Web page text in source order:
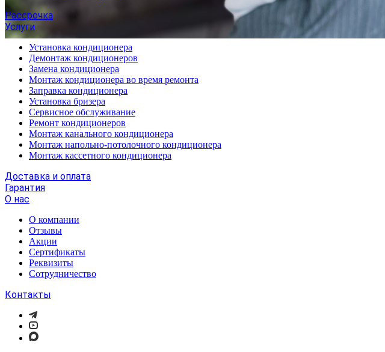
Рассрочка
Услуги
Установка кондиционера
Демонтаж кондиционеров
Замена кондиционера
Монтаж кондиционера во время ремонта
Заправка кондиционера
Установка бризера
Сервисное обслуживание
Ремонт кондиционеров
Монтаж канального кондиционера
Монтаж напольно-потолочного кондиционера
Монтаж кассетного кондиционера
Доставка и оплата
Гарантия
О нас
О компании
Отзывы
Акции
Cертификаты
Реквизиты
Сотрудничество
Контакты